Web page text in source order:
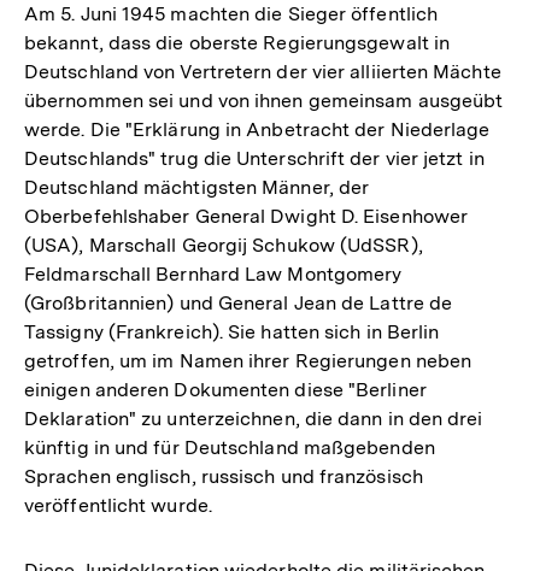
Am 5. Juni 1945 machten die Sieger öffentlich
bekannt, dass die oberste Regierungsgewalt in
Deutschland von Vertretern der vier alliierten Mächte
übernommen sei und von ihnen gemeinsam ausgeübt
werde. Die "Erklärung in Anbetracht der Niederlage
Deutschlands" trug die Unterschrift der vier jetzt in
Deutschland mächtigsten Männer, der
Oberbefehlshaber General Dwight D. Eisenhower
(USA), Marschall Georgij Schukow (UdSSR),
Feldmarschall Bernhard Law Montgomery
(Großbritannien) und General Jean de Lattre de
Tassigny (Frankreich). Sie hatten sich in Berlin
getroffen, um im Namen ihrer Regierungen neben
einigen anderen Dokumenten diese "Berliner
Deklaration" zu unterzeichnen, die dann in den drei
künftig in und für Deutschland maßgebenden
Sprachen englisch, russisch und französisch
veröffentlicht wurde.